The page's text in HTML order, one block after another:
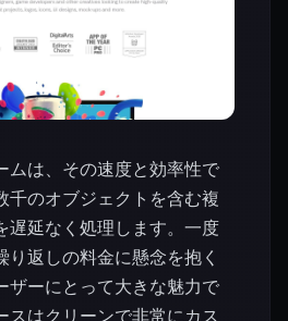
ムは、その速度と効率性で
千のオブジェクトを含む複
遅延なく処理します。一度
返しの料金に懸念を抱く
ザーにとって大きな魅力で
スはクリーンで非常にカス